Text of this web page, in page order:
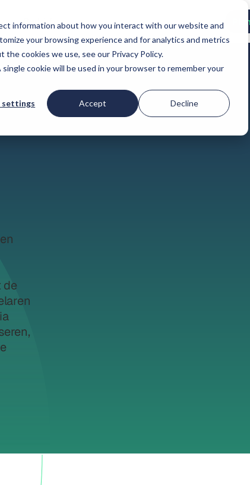
information about how you interact with our website and
your browsing experience and for analytics and metrics
cookies we use, see our Privacy Policy.
cookie will be used in your browser to remember your
settings Accept Decline
Bedrijf
de